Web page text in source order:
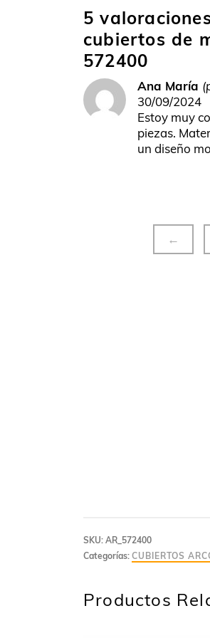
5
cubiertos de
572400
Ana María
30/09/2024
Estoy muy
piezas.
un diseño
←
SKU: AR_572400
Categorías: CUBIERTOS
Productos